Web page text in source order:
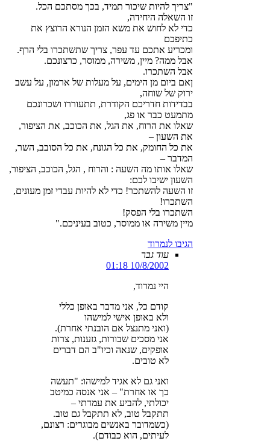
"צריך להיות שיכור תמיד, בכך מסתכם הכל.
זו השאלה היחידה,
כדי לא לחוש את משא הזמן הנורא הרוצץ את
כתיפכם
ומכריע אתכם עד עפר, צריך שתשתכרו בלי הרף.
אבל ממה? מיין, משירה, ממוסר, כרצונכם.
אבל השתכרו.
ןאם ביום מן הימים, על מעלות של ארמון, על עשב
ירוק של שוחה,
בבדידות חדריכם הקודרת, תתעוררו ושכרונכם
מתמעט כבר או פג,
שאלו את הרוח, את הגל, את הכוכב, את הציפור,
את השעון –
את כל החומק, את כל הגונח, את כל הסובב, השר,
המדבר –
שאלו אותו מה השעה : והרוח , הגל, הכוכב, הציפור,
השעון ישיבו לכם:
זו השעה להשתכר! כדי לא להיות עבדי זמן מעונים,
השתכרו!
השתכרו בלי הפסק!
מיין משירה או ממוסר, כטוב בעיניכם."
הגיבו לנמרוד
עוד גבר
10/8/2002 01:18
היי נמרוד,
קודם כל, אני מדבר באופן כללי
ולא באופן אישי למישהו
(ואני מתנצל אם הובנתי אחרת).
אני מסכים שבורות, גזענות, צרות
אופקים, שנאה וכיו"ב הם דברים
לא טובים.
ואני גם לא אגיד למישהו: "תעשה
כך או אחרת" – אני אנסה כמיטב
יכולתי, להביע את עמדתי –
תתקבל טוב, לא תתקבל גם טוב.
(כשמדובר באנשים מבוגרים: רצונם,
לעיתים, הוא כבודם).